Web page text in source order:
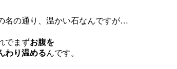
名の通り、温かい石なんですが…
でまずお腹を
わり温めるんです。